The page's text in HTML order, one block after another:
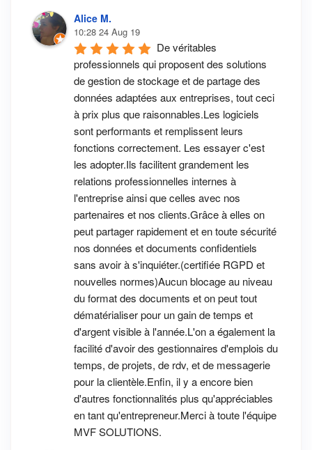
Alice M.
10:28 24 Aug 19
De véritables
professionnels qui proposent des solutions
de gestion de stockage et de partage des
données adaptées aux entreprises, tout ceci
à prix plus que raisonnables.Les logiciels
sont performants et remplissent leurs
fonctions correctement. Les essayer c'est
les adopter.Ils facilitent grandement les
relations professionnelles internes à
l'entreprise ainsi que celles avec nos
partenaires et nos clients.Grâce à elles on
peut partager rapidement et en toute sécurité
nos données et documents confidentiels
sans avoir à s'inquiéter.(certifiée RGPD et
nouvelles normes)Aucun blocage au niveau
du format des documents et on peut tout
dématérialiser pour un gain de temps et
d'argent visible à l'année.L'on a également la
facilité d'avoir des gestionnaires d'emplois du
temps, de projets, de rdv, et de messagerie
pour la clientèle.Enfin, il y a encore bien
d'autres fonctionnalités plus qu'appréciables
en tant qu'entrepreneur.Merci à toute l'équipe
MVF SOLUTIONS.